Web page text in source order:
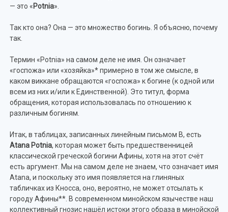
— это «Potnia».
Так кто она? Она — это множество богинь. Я объясню, почему
так.
Термин «Potnia» на самом деле не имя. Он означает
«госпожа» или «хозяйка»* примерно в том же смысле, в
каком виккане обращаются «госпожа» к богине (к одной или
всем из них и/или к Единственной). Это титул, форма
обращения, которая использовалась по отношению к
различным богиням.
Итак, в таблицах, записанных линейным письмом B, есть
Atana Potnia, которая может быть предшественницей
классической греческой богини Афины, хотя на этот счёт
есть аргумент. Мы на самом деле не знаем, что означает имя
Atana, и поскольку это имя появляется на глиняных
табличках из Кносса, оно, вероятно, не может отсылать к
городу Афины**. В современном минойском язычестве наш
коллективный гнозис нашёл истоки этого образа в минойской